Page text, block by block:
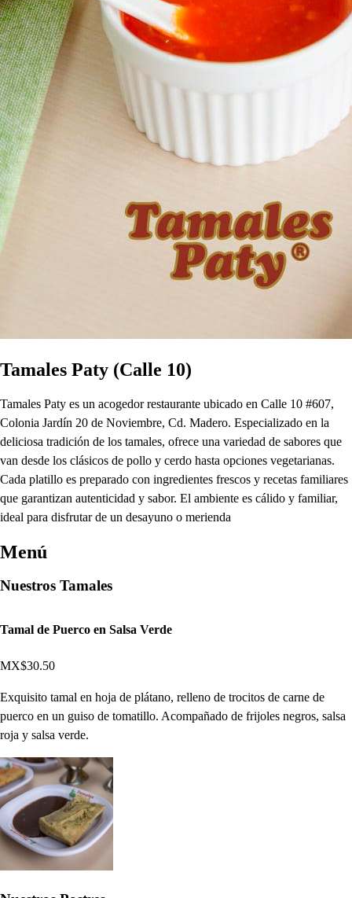
Tamales Paty (Calle 10)
Tamales Paty es un acogedor restaurante ubicado en Calle 10 #607,
Colonia Jardín 20 de Noviembre, Cd. Madero. Especializado en la
deliciosa tradición de los tamales, ofrece una variedad de sabores que
van desde los clásicos de pollo y cerdo hasta opciones vegetarianas.
Cada platillo es preparado con ingredientes frescos y recetas familiares
que garantizan autenticidad y sabor. El ambiente es cálido y familiar,
ideal para disfrutar de un desayuno o merienda
Menú
Nuestros Tamales
Tamal de Puerco en Salsa Verde
MX$30.50
Exquisito tamal en hoja de plátano, relleno de trocitos de carne de
puerco en un guiso de tomatillo. Acompañado de frijoles negros, salsa
roja y salsa verde.